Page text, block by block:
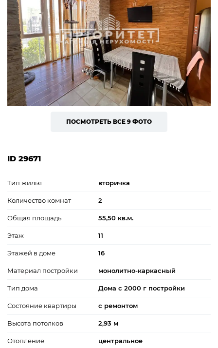
ПОСМОТРЕТЬ ВСЕ 9 ФОТО
ID 29671
Тип жилья вторичка
Количество комнат 2
Общая площадь 55,50 кв.м.
Этаж 11
Этажей в доме 16
Материал постройки монолитно-каркасный
Тип дома Дома с 2000 г постройки
Состояние квартиры с ремонтом
Высота потолков 2,93 м
Отопление центральное